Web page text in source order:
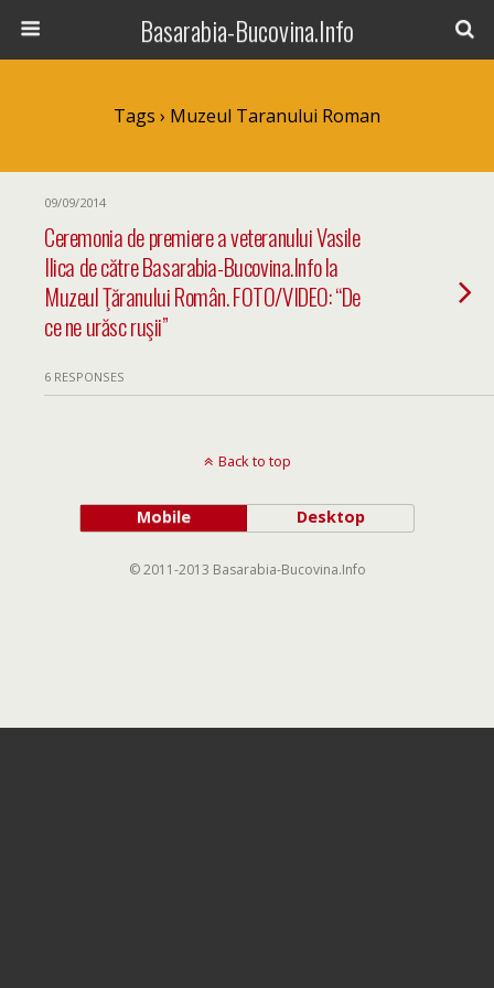
Basarabia-Bucovina.Info
Tags › Muzeul Taranului Roman
09/09/2014
Ceremonia de premiere a veteranului Vasile
Ilica de către Basarabia-Bucovina.Info la
Muzeul Ţăranului Român. FOTO/VIDEO: “De
ce ne urăsc ruşii”
6 RESPONSES
Back to top
Mobile Desktop
© 2011-2013 Basarabia-Bucovina.Info